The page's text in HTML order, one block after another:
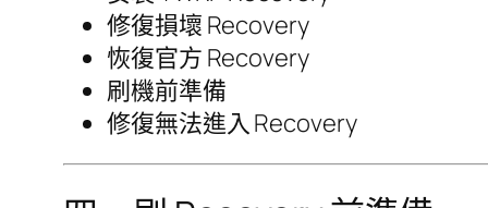
修復損壞 Recovery
恢復官方 Recovery
刷機前準備
修復無法進入 Recovery